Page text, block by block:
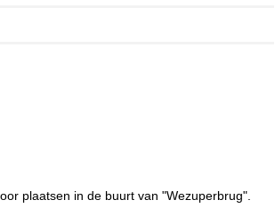
plaatsen in de buurt van "Wezuperbrug".